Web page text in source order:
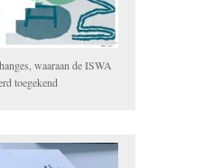
waaraan de ISWA
toegekend